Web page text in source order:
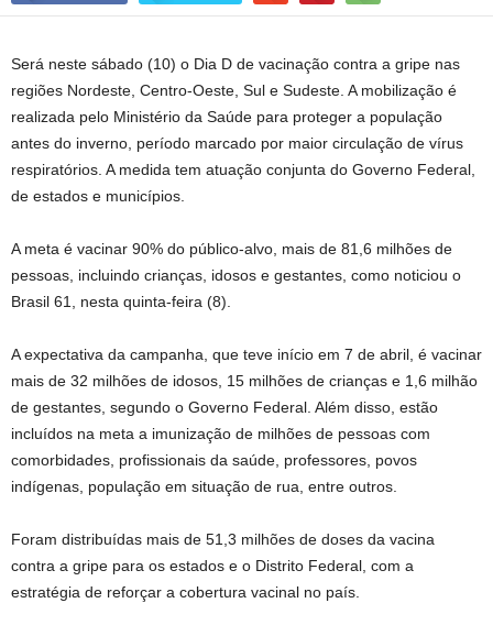
Será neste sábado (10) o Dia D de vacinação contra a gripe nas
regiões Nordeste, Centro-Oeste, Sul e Sudeste. A mobilização é
realizada pelo Ministério da Saúde para proteger a população
antes do inverno, período marcado por maior circulação de vírus
respiratórios. A medida tem atuação conjunta do Governo Federal,
de estados e municípios.
A meta é vacinar 90% do público-alvo, mais de 81,6 milhões de
pessoas, incluindo crianças, idosos e gestantes, como noticiou o
Brasil 61, nesta quinta-feira (8).
A expectativa da campanha, que teve início em 7 de abril, é vacinar
mais de 32 milhões de idosos, 15 milhões de crianças e 1,6 milhão
de gestantes, segundo o Governo Federal. Além disso, estão
incluídos na meta a imunização de milhões de pessoas com
comorbidades, profissionais da saúde, professores, povos
indígenas, população em situação de rua, entre outros.
Foram distribuídas mais de 51,3 milhões de doses da vacina
contra a gripe para os estados e o Distrito Federal, com a
estratégia de reforçar a cobertura vacinal no país.